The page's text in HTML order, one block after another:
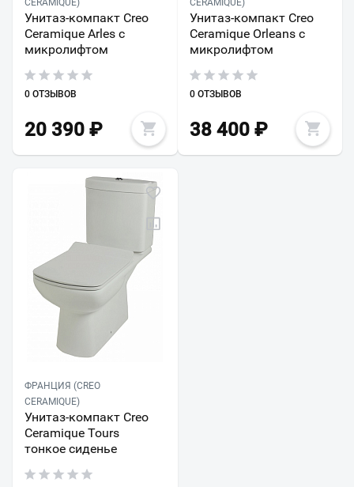
CERAMIQUE)
Унитаз-компакт Creo
Ceramique Arles с
микролифтом
0 ОТЗЫВОВ
20 390 ₽
CERAMIQUE)
Унитаз-компакт Creo
Ceramique Orleans с
микролифтом
0 ОТЗЫВОВ
38 400₽
ФРАНЦИЯ (CREO
CERAMIQUE)
Унитаз-компакт Creo
Ceramique Tours
тонкое сиденье